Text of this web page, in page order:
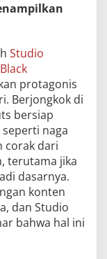
Studio
protagonis
Berjongkok di
bersiap
naga
corak dari
terutama jika
dasarnya.
konten
dan Studio
bahwa hal ini